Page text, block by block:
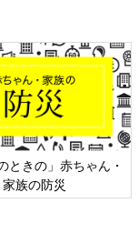
日本外来小児科学